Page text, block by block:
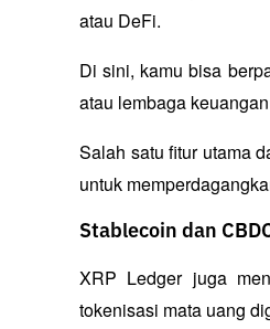
atau DeFi.
Di sini, kamu bisa
atau lembaga
Salah satu fitur utama
untuk
Stablecoin dan
XRP Ledger juga
tokenisasi mata uang